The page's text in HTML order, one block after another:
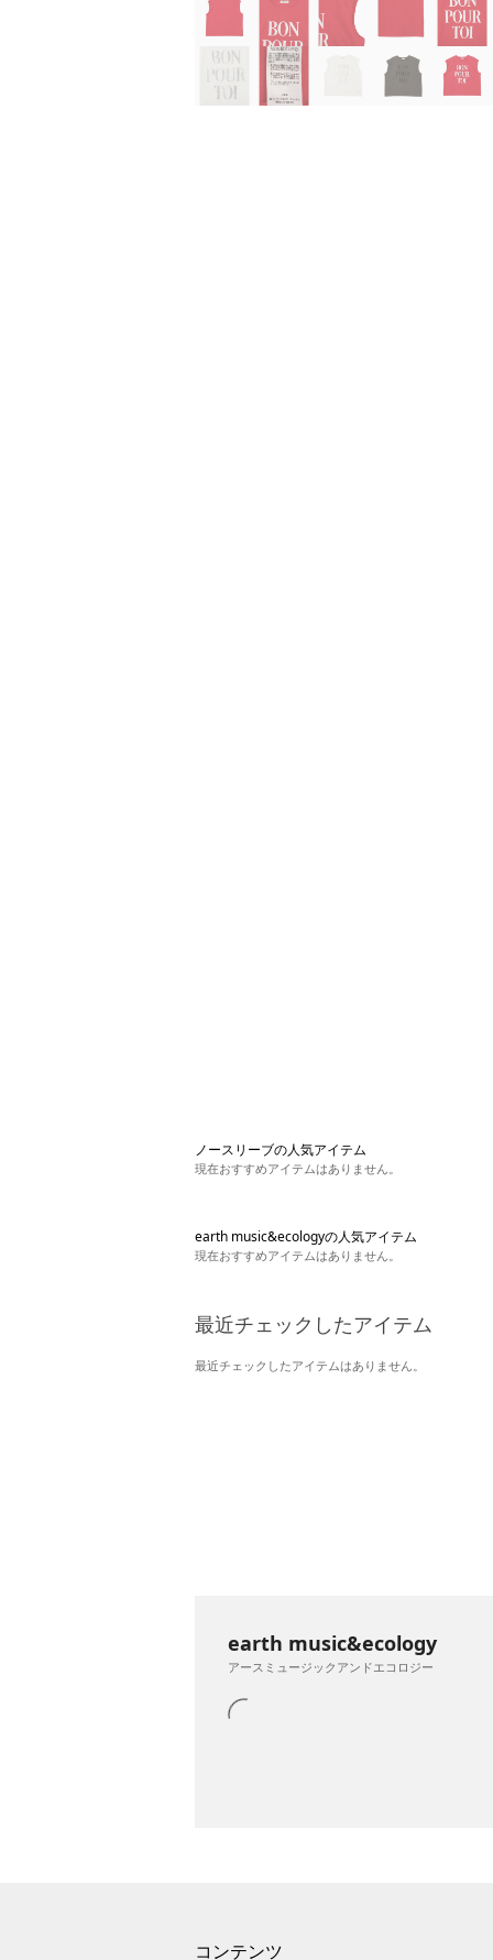
ノースリーブの人気アイテム
現在おすすめアイテムはありません。
earth music&ecologyの人気アイテム
現在おすすめアイテムはありません。
最近チェックしたアイテム
最近チェックしたアイテムはありません。
earth music&ecology
アースミュージックアンドエコロジー
コンテンツ